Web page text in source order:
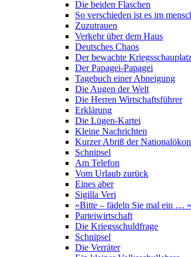
Die beiden Flaschen
So verschieden ist es im
Zuzutrauen
Verkehr über dem Haus
Deutsches Chaos
Der bewachte
Der Papagei-Papagei
Tagebuch einer Abneigung
Die Augen der Welt
Die Herren Wirtschaftsführer
Erklärung
Die Lügen-Kartei
Kleine Nachrichten
Kurzer Abriß der
Schnipsel
Am Telefon
Vom Urlaub zurück
Eines aber
Sigilla Veri
»Bitte – fädeln Sie mal ein … «
Parteiwirtschaft
Die Kriegsschuldfrage
Schnipsel
Die Verräter